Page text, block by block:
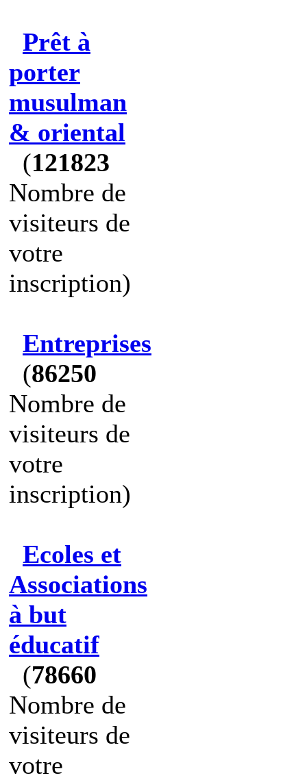
Prêt à
porter
musulman
& oriental
(121823
Nombre de
visiteurs de
votre
inscription)
Entreprises
(86250
Nombre de
visiteurs de
votre
inscription)
Ecoles et
Associations
à but
éducatif
(78660
Nombre de
visiteurs de
votre